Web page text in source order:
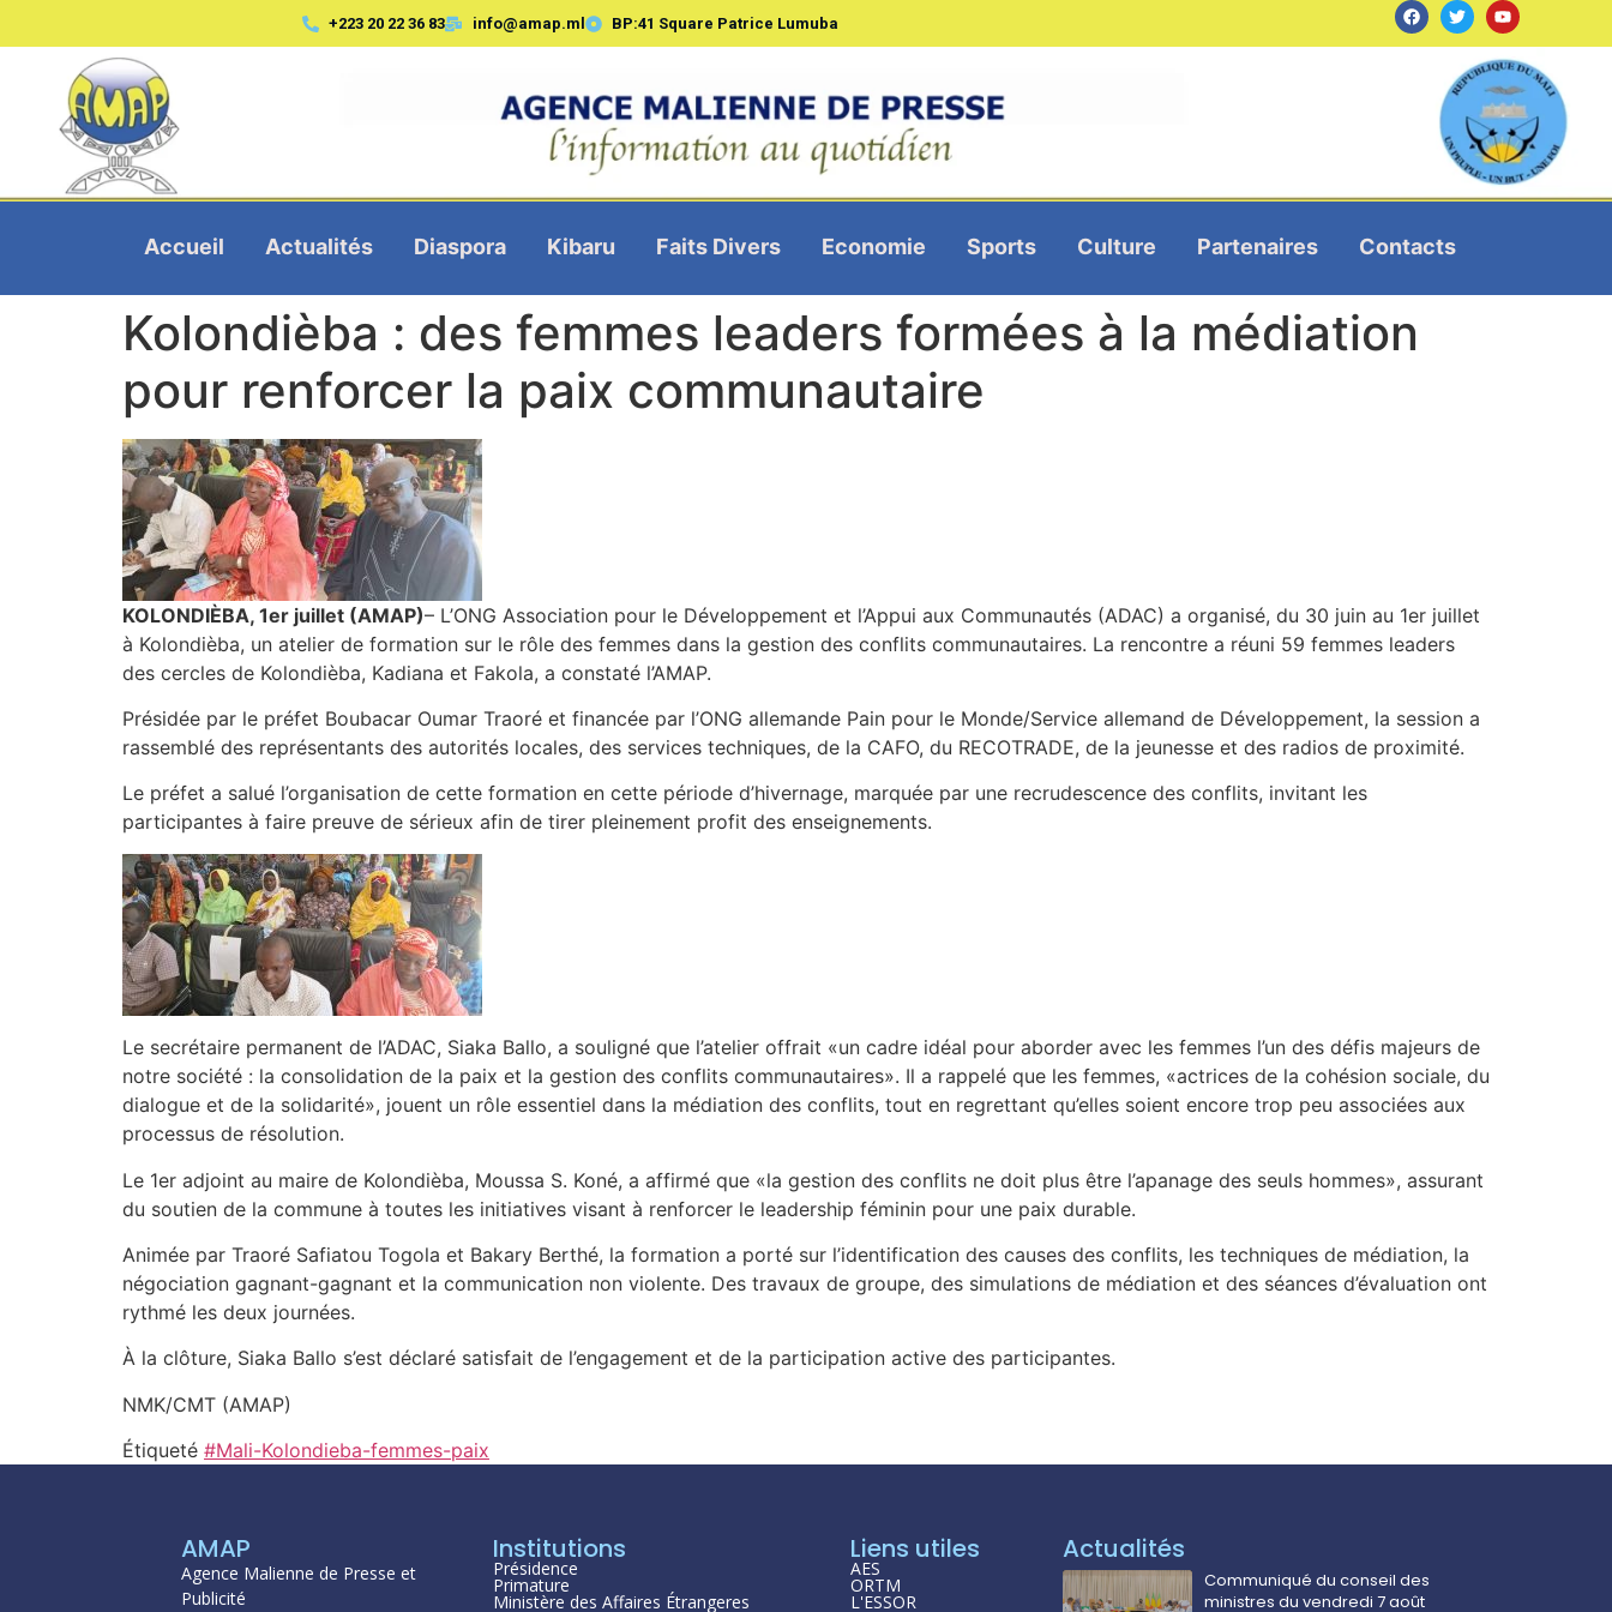
+223 20 22 36 83 info@amap.ml BP:41 Square Patrice Lumuba
Accueil Actualités Diaspora Kibaru Faits Divers Economie Sports Culture Partenaires Contacts
Kolondièba : des femmes leaders formées à la médiation
pour renforcer la paix communautaire
KOLONDIÈBA, 1er juillet (AMAP)– L’ONG Association pour le Développement et l’Appui aux Communautés (ADAC) a organisé, du 30 juin au 1er juillet
à Kolondièba, un atelier de formation sur le rôle des femmes dans la gestion des conflits communautaires. La rencontre a réuni 59 femmes leaders
des cercles de Kolondièba, Kadiana et Fakola, a constaté l’AMAP.
Présidée par le préfet Boubacar Oumar Traoré et financée par l’ONG allemande Pain pour le Monde/Service allemand de Développement, la session a
rassemblé des représentants des autorités locales, des services techniques, de la CAFO, du RECOTRADE, de la jeunesse et des radios de proximité.
Le préfet a salué l’organisation de cette formation en cette période d’hivernage, marquée par une recrudescence des conflits, invitant les
participantes à faire preuve de sérieux afin de tirer pleinement profit des enseignements.
Le secrétaire permanent de l’ADAC, Siaka Ballo, a souligné que l’atelier offrait «un cadre idéal pour aborder avec les femmes l’un des défis majeurs de
notre société : la consolidation de la paix et la gestion des conflits communautaires». Il a rappelé que les femmes, «actrices de la cohésion sociale, du
dialogue et de la solidarité», jouent un rôle essentiel dans la médiation des conflits, tout en regrettant qu’elles soient encore trop peu associées aux
processus de résolution.
Le 1er adjoint au maire de Kolondièba, Moussa S. Koné, a affirmé que «la gestion des conflits ne doit plus être l’apanage des seuls hommes», assurant
du soutien de la commune à toutes les initiatives visant à renforcer le leadership féminin pour une paix durable.
Animée par Traoré Safiatou Togola et Bakary Berthé, la formation a porté sur l’identification des causes des conflits, les techniques de médiation, la
négociation gagnant-gagnant et la communication non violente. Des travaux de groupe, des simulations de médiation et des séances d’évaluation ont
rythmé les deux journées.
À la clôture, Siaka Ballo s’est déclaré satisfait de l’engagement et de la participation active des participantes.
NMK/CMT (AMAP)
Étiqueté #Mali-Kolondieba-femmes-paix
AMAP
Agence Malienne de Presse et
Publicité
Institutions
Présidence
Primature
Ministère des Affaires Étrangeres
Liens utiles
AES
ORTM
L'ESSOR
Actualités
Communiqué du conseil des
ministres du vendredi 7 août